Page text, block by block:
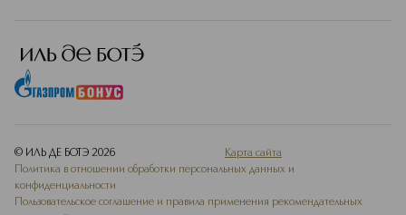
© ИЛЬ ДЕ БОТЭ 2026
Карта сайта
Политика в отношении обработки персональных данных и
конфиденциальности
Пользовательское соглашение и правила применения рекомендательных